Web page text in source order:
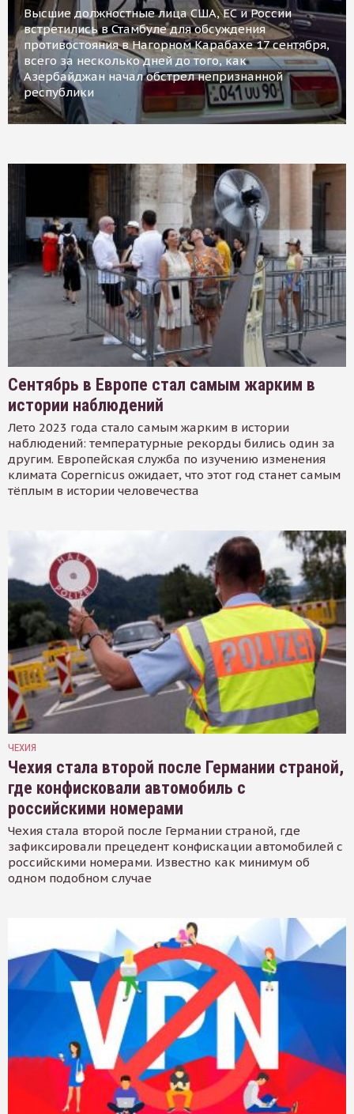
Высшие должностные лица США, ЕС и России
встретились в Стамбуле для обсуждения
противостояния в Нагорном Карабахе 17 сентября,
всего за несколько дней до того, как
Азербайджан начал обстрел непризнанной
республики
Сентябрь в Европе стал самым жарким в
истории наблюдений
Лето 2023 года стало самым жарким в истории
наблюдений: температурные рекорды бились один за
другим. Европейская служба по изучению изменения
климата Copernicus ожидает, что этот год станет самым
тёплым в истории человечества
ЧЕХИЯ
Чехия стала второй после Германии страной,
где конфисковали автомобиль с
российскими номерами
Чехия стала второй после Германии страной, где
зафиксировали прецедент конфискации автомобилей с
российскими номерами. Известно как минимум об
одном подобном случае